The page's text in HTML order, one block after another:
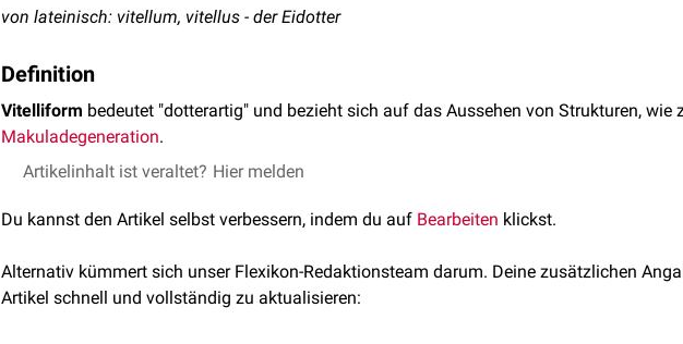
von lateinisch: vitellum, vitellus - der Eidotter
Definition
Vitelliform bedeutet "dotterartig" und bezieht sich auf das Aussehen von Strukturen, wie
Makuladegeneration.
Artikelinhalt ist veraltet? Hier melden
Du kannst den Artikel selbst verbessern, indem du auf Bearbeiten klickst.
Alternativ kümmert sich unser Flexikon-Redaktionsteam darum. Deine zusätzlichen
Artikel schnell und vollständig zu aktualisieren: